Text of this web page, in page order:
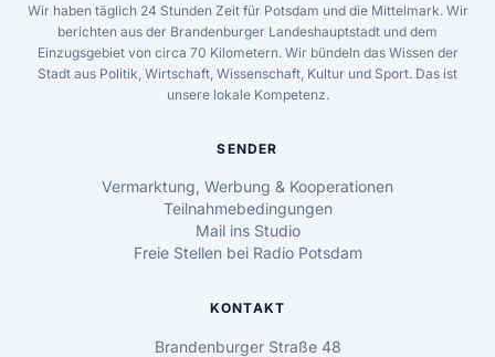
Wir haben täglich 24 Stunden Zeit für Potsdam und die Mittelmark. Wir
berichten aus der Brandenburger Landeshauptstadt und dem
Einzugsgebiet von circa 70 Kilometern. Wir bündeln das Wissen der
Stadt aus Politik, Wirtschaft, Wissenschaft, Kultur und Sport. Das ist
unsere lokale Kompetenz.
SENDER
Vermarktung, Werbung & Kooperationen
Teilnahmebedingungen
Mail ins Studio
Freie Stellen bei Radio Potsdam
KONTAKT
Brandenburger Straße 48